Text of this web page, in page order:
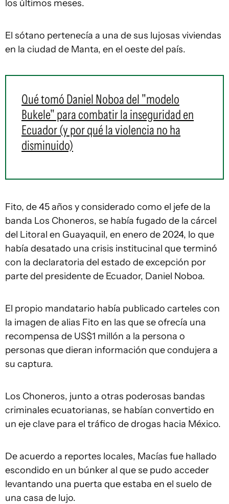
los últimos meses.
El sótano pertenecía a una de sus lujosas viviendas
en la ciudad de Manta, en el oeste del país.
Qué tomó Daniel Noboa del "modelo
Bukele" para combatir la inseguridad en
Ecuador (y por qué la violencia no ha
disminuido)
Fito, de 45 años y considerado como el jefe de la
banda Los Choneros, se había fugado de la cárcel
del Litoral en Guayaquil, en enero de 2024, lo que
había desatado una crisis institucinal que terminó
con la declaratoria del estado de excepción por
parte del presidente de Ecuador, Daniel Noboa.
El propio mandatario había publicado carteles con
la imagen de alias Fito en las que se ofrecía una
recompensa de US$1 millón a la persona o
personas que dieran información que condujera a
su captura.
Los Choneros, junto a otras poderosas bandas
criminales ecuatorianas, se habían convertido en
un eje clave para el tráfico de drogas hacia México.
De acuerdo a reportes locales, Macías fue hallado
escondido en un búnker al que se pudo acceder
levantando una puerta que estaba en el suelo de
una casa de lujo.